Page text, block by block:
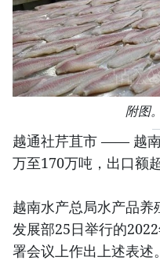
附图
越通社芹苴市 —— 越
万至170万吨，出口额
越南水产总局水产品
发展部25日举行的
署会议上作出上述表述。